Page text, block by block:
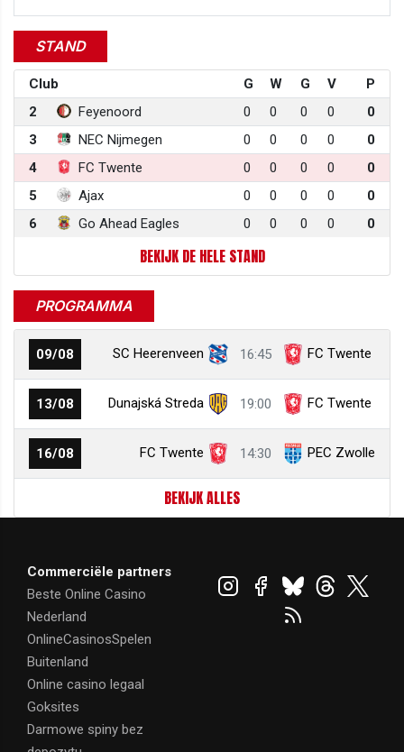
STAND
Club G W G V
P
2
Feyenoord 0 0 0 0
0
3
NEC Nijmegen 0 0 0 0
0
4
FC Twente 0 0 0 0
0
5
Ajax 0 0 0 0
0
6
Go Ahead Eagles 0 0 0 0 0
BEKIJK DE HELE STAND
PROGRAMMA
09/08 SC Heerenveen 16:45 FC Twente
13/08 Dunajská Streda 19:00 FC Twente
16/08 FC Twente 14:30 PEC Zwolle
BEKIJK ALLES
Commerciële partners
Beste Online Casino
Nederland
OnlineCasinosSpelen
Buitenland
Online casino legaal
Goksites
Darmowe spiny bez